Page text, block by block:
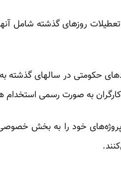
تعطیلات روزهای گذشته
حکومتی در سالهای گذشته
به صورت رسمی استخدام
خود را به بخش خصوصی